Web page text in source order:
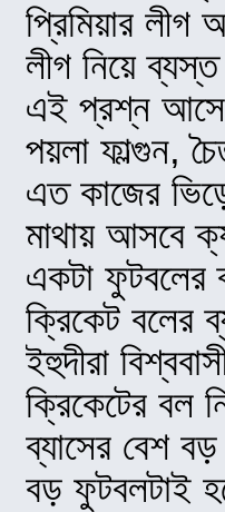
প্রিমিয়ার লীগ
লীগ নিয়ে
এই প্রশ্ন
পয়লা ফাল্গুন,
এত কাজের
মাথায় আসবে
একটা ফুটবলের
ক্রিকেট
ইহুদীরা
ক্রিকেটের বল
ব্যাসের বেশ
বড় ফুটবলটাই